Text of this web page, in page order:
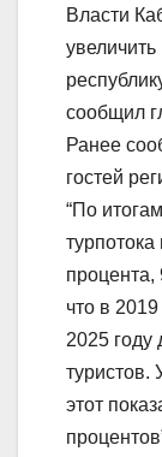
Власти
увеличить
сообщил
Ранее
гостей
“По
турпотока
процента,
что в
2025 году
туристов.
этот